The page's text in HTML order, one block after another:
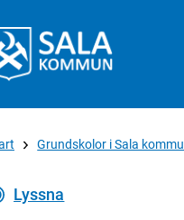
Grundskolor i Sala
Lyssna